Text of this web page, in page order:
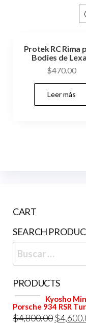
Protek RC Rima
Bodies de
$470.00
Leer más
CART
SEARCH
Buscar:
PRODUCTS
Kyosho
Porsche 934 RSR
$4,800.00 El
$